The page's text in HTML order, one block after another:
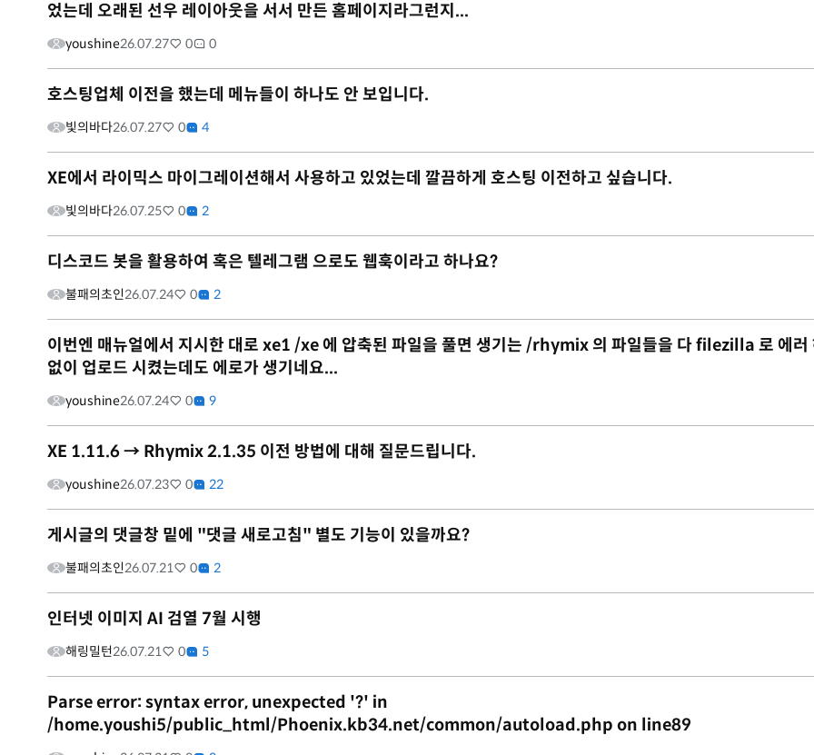
었는데 오래된 선우 레이아웃을 서서 만든 홈페이지라그런지...
youshine26.07.27 0 0
호스팅업체 이전을 했는데 메뉴들이 하나도 안 보입니다.
빛의바다26.07.27 0 4
XE에서 라이믹스 마이그레이션해서 사용하고 있었는데 깔끔하게 호스팅 이전하고 싶습니다.
빛의바다26.07.25 0 2
디스코드 봇을 활용하여 혹은 텔레그램 으로도 웹훅이라고 하나요?
불패의초인26.07.24 0 2
이번엔 매뉴얼에서 지시한 대로 xe1 /xe 에 압축된 파일을 풀면 생기는 /rhymix 의 파일들을 다 filezilla 로 에러
없이 업로드 시켰는데도 에로가 생기네요...
youshine26.07.24 0 9
XE 1.11.6 → Rhymix 2.1.35 이전 방법에 대해 질문드립니다.
youshine26.07.23 0 22
게시글의 댓글창 밑에 "댓글 새로고침" 별도 기능이 있을까요?
불패의초인26.07.21 0 2
인터넷 이미지 AI 검열 7월 시행
해링밀턴26.07.21 0 5
Parse error: syntax error, unexpected '?' in
/home.youshi5/public_html/Phoenix.kb34.net/common/autoload.php on line89